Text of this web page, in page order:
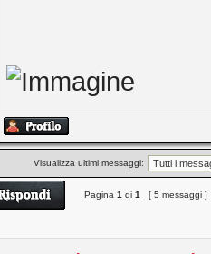
Visualizza ultimi messaggi:
Pagina1 di1 [ 5 messaggi ]